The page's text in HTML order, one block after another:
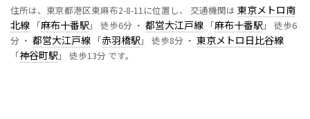
住所は、東京都港区東麻布2-8-11に位置し、 交通機関は 東京メトロ南
北線 「麻布十番駅 」 徒歩6分 ・ 都営大江戸線 「麻布十番駅 」 徒歩6
分 ・ 都営大江戸線 「赤羽橋駅 」 徒歩8分 ・ 東京メトロ日比谷線
「神谷町駅 」 徒歩13分 です。